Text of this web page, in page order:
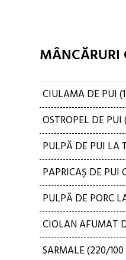
MÂNCĂRURI
CIULAMA DE PUI
OSTROPEL DE PUI
PULPĂ DE PUI LA
PAPRICAȘ DE PUI
PULPĂ DE PORC
CIOLAN AFUMAT
SARMALE (220/